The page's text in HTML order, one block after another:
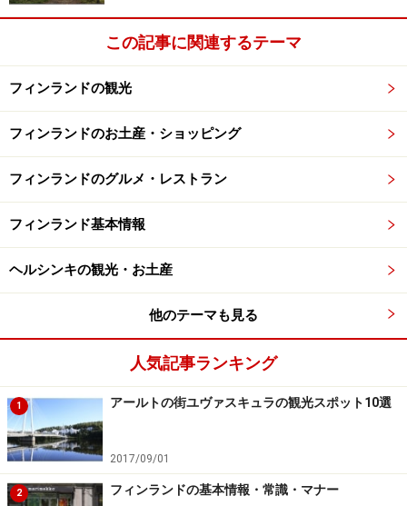
この記事に関連するテーマ
フィンランドの観光
フィンランドのお土産・ショッピング
フィンランドのグルメ・レストラン
フィンランド基本情報
ヘルシンキの観光・お土産
他のテーマも見る
人気記事ランキング
1 アールトの街ユヴァスキュラの観光スポット10選
2017/09/01
2 フィンランドの基本情報・常識・マナー